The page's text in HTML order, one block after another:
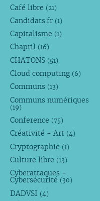
Café libre (21)
Candidats.fr (1)
Capitalisme (1)
Chapril (16)
CHATONS (51)
Cloud computing (6)
Communs (13)
Communs numériques
(19)
Conference (75)
Créativité - Art (4)
Cryptographie (1)
Culture libre (13)
Cyberattaques -
Cybersécurité (30)
DADVSI (4)